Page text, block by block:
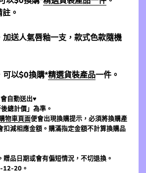
。
送人氣唇釉一支，款式色款隨機
以$0換購*精選貨裝產品一件。
自動送出♥
總計價」為準。
物車頁面便會出現換購提示，必須將換購產
扣減相應金額。購滿指定金額不計算換購品
贈品日期或會有偏短情況，不切退換。
12-20。